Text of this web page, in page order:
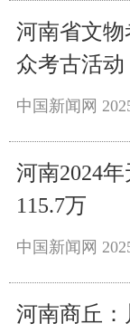
河南省文
众考古活动
中国新闻网
河南2024
115.7万
中国新闻网
河南商丘